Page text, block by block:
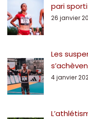
pari
26 janvier
Les
4 janvier